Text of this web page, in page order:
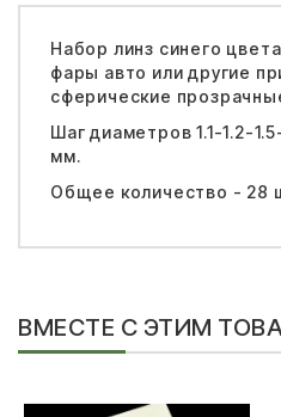
Набор линз синего
фары авто или другие
сферические
Шаг диаметров 1.1-1.2-
мм.
Общее количество - 28
ВМЕСТЕ С ЭТИМ